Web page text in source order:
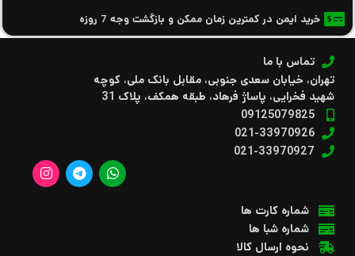
خرید ایمن در کمترین زمان ممکن و بازگشت وجه 7 روزه
تماس با ما
تهران، خیابان سعدی جنوبی، مقابل بانک ملی، کوچه
شهید فخرایی، پاساژ فرهاد، طبقه همکف، پلاک 31
09125079825
021-33970926
021-33970927
شماره کارت ها
شماره شبا ها
نحوه ارسال کالا